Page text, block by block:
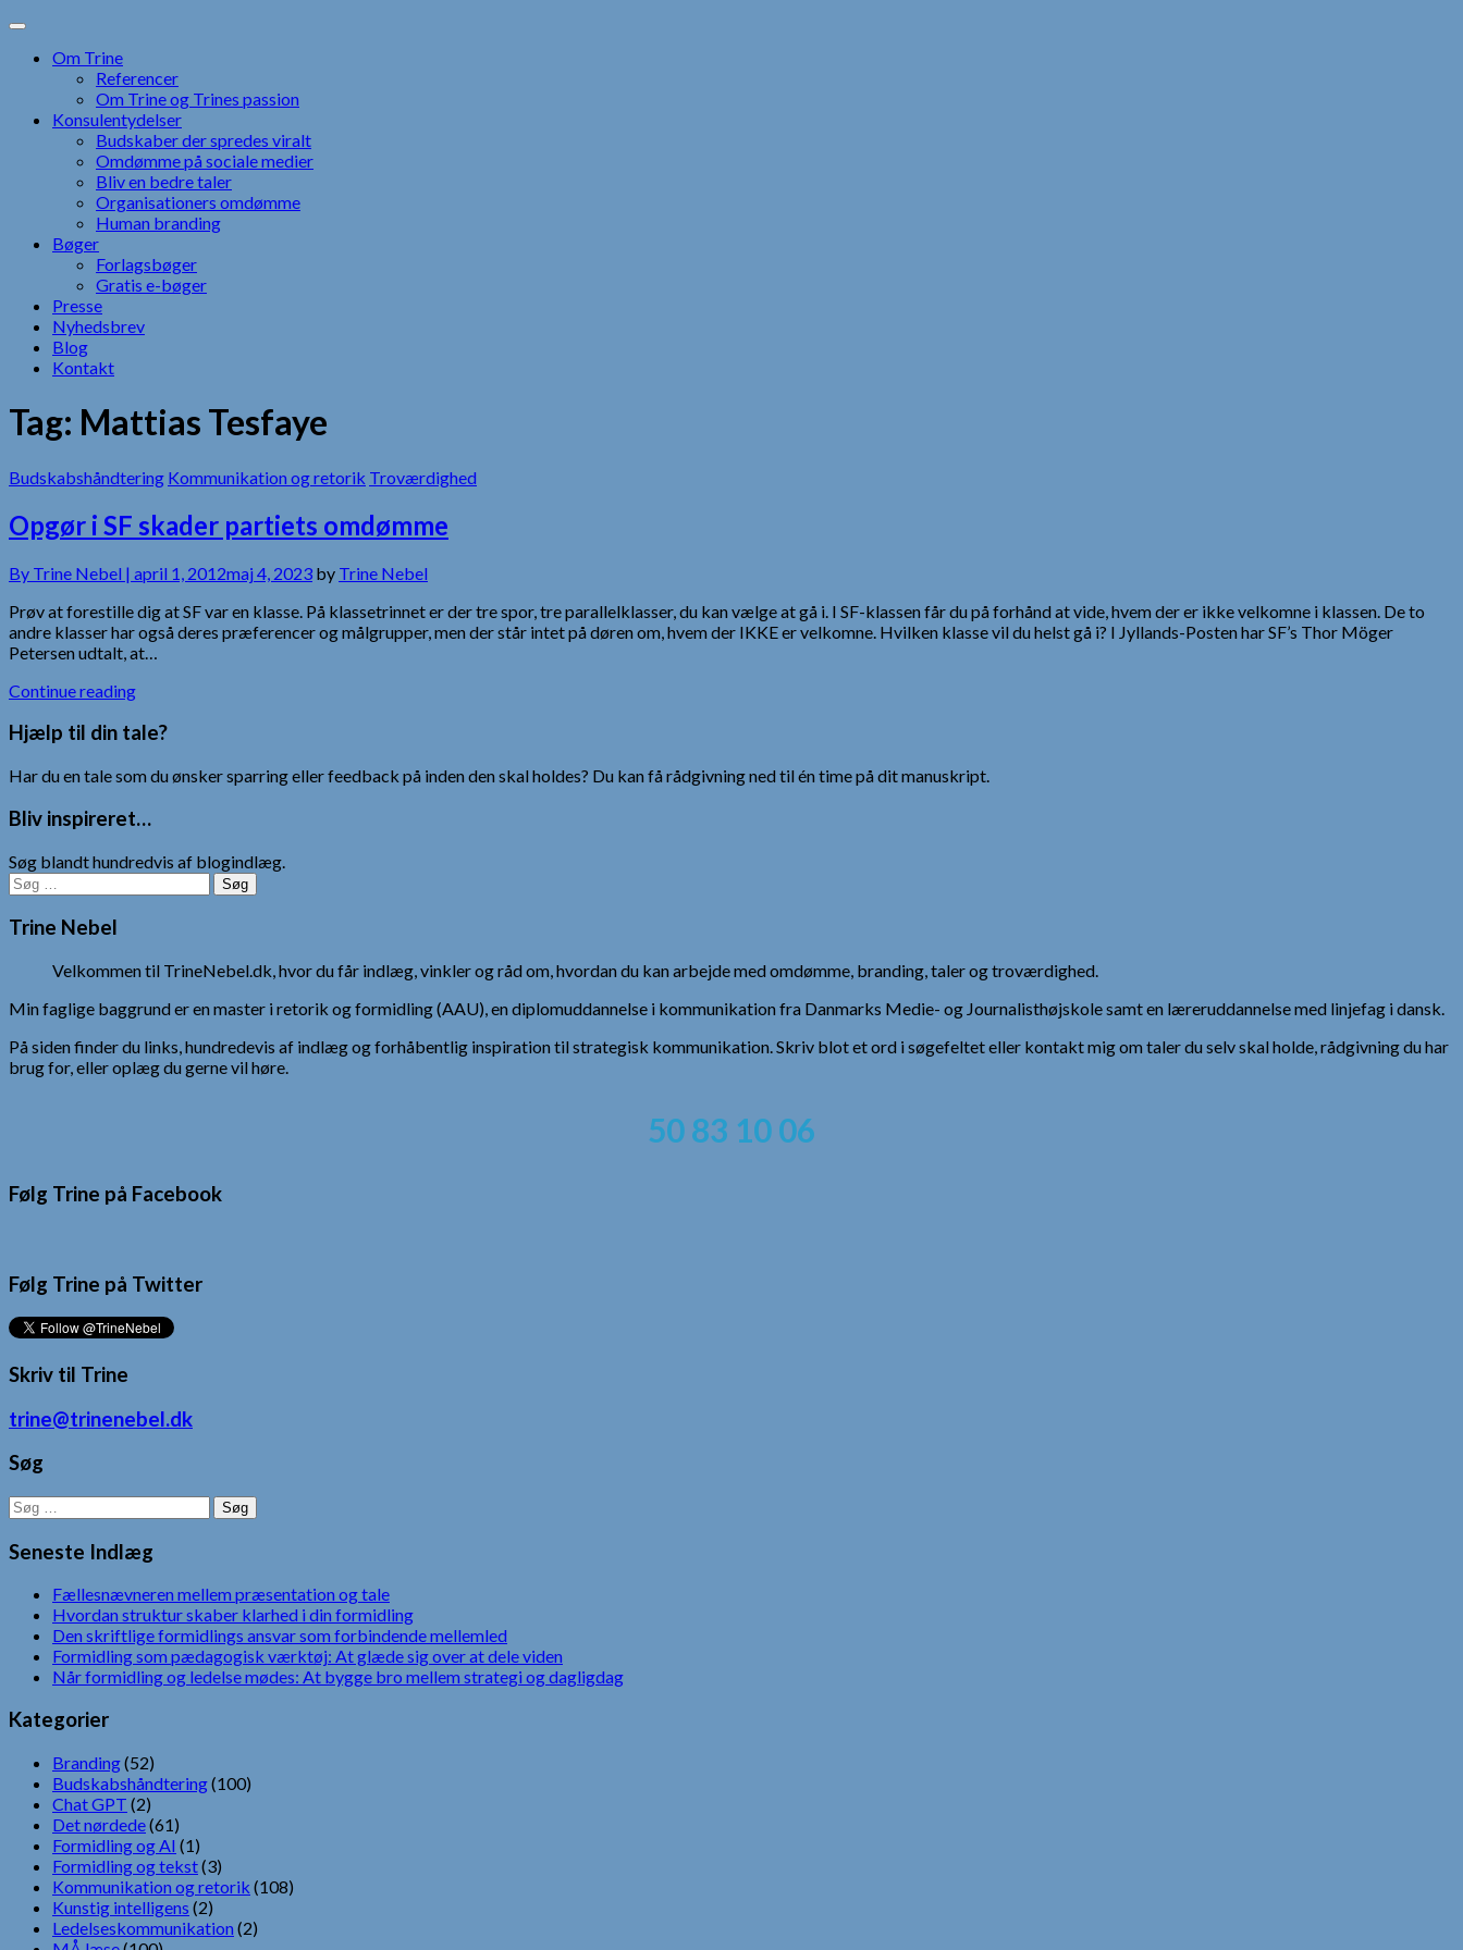
Skip
contentOm Trine
Referencer
Om Trine og Trines passion
Konsulentydelser
Budskaber der spredes viralt
Omdømme på sociale medier
Bliv en bedre taler
Organisationers omdømme
Human branding
Bøger
Forlagsbøger
Gratis e-bøger
Presse
Nyhedsbrev
Blog
Kontakt
Tag: Mattias Tesfaye
Budskabshåndtering Kommunikation og retorik Troværdighed
Opgør i SF skader partiets omdømme
By Trine Nebel | april 1, 2012maj 4, 2023 by Trine Nebel
Prøv at forestille dig at SF var en klasse. På klassetrinnet er der tre spor, tre parallelklasser, du kan vælge at gå i. I SF-klassen får du på forhånd at vide, hvem der er ikke velkomne i klassen. De to
andre klasser har også deres præferencer og målgrupper, men der står intet på døren om, hvem der IKKE er velkomne. Hvilken klasse vil du helst gå i? I Jyllands-Posten har SF’s Thor Möger
Petersen udtalt, at…
Continue reading
Hjælp til din tale?
Har du en tale som du ønsker sparring eller feedback på inden den skal holdes? Du kan få rådgivning ned til én time på dit manuskript.
Bliv inspireret…
Søg blandt hundredvis af blogindlæg.
Søg
efter:
Trine Nebel
Velkommen til TrineNebel.dk, hvor du får indlæg, vinkler og råd om, hvordan du kan arbejde med omdømme, branding, taler og troværdighed.
Min faglige baggrund er en master i retorik og formidling (AAU), en diplomuddannelse i kommunikation fra Danmarks Medie- og Journalisthøjskole samt en læreruddannelse med linjefag i dansk.
På siden finder du links, hundredevis af indlæg og forhåbentlig inspiration til strategisk kommunikation. Skriv blot et ord i søgefeltet eller kontakt mig om taler du selv skal holde, rådgivning du har
brug for, eller oplæg du gerne vil høre.
50 83 10 06
Følg Trine på Facebook
Følg Trine på Twitter
Skriv til Trine
trine@trinenebel.dk
Søg
Søg
efter:
Seneste Indlæg
Fællesnævneren mellem præsentation og tale
Hvordan struktur skaber klarhed i din formidling
Den skriftlige formidlings ansvar som forbindende mellemled
Formidling som pædagogisk værktøj: At glæde sig over at dele viden
Når formidling og ledelse mødes: At bygge bro mellem strategi og dagligdag
Kategorier
Branding(52)
Budskabshåndtering(100)
Chat GPT (2)
Det nørdede(61)
Formidling og AI (1)
Formidling og tekst(3)
Kommunikation og retorik (108)
Kunstig intelligens (2)
Ledelseskommunikation (2)